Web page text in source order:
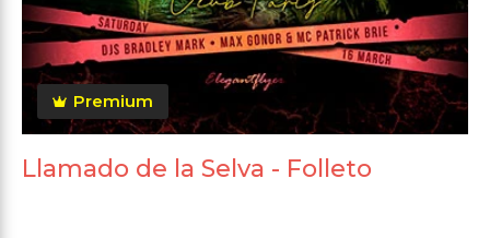
Premium
Llamado de la Selva - Folleto